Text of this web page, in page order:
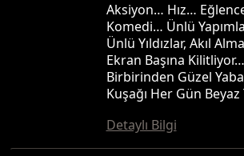
Aksiyon… Hız…
Komedi… Ünlü
Ünlü Yıldızlar, Akıl
Ekran Başına Kilitliyor…
Birbirinden Güzel
Kuşağı Her Gün Beyaz
Detaylı Bilgi